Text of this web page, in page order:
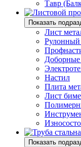
Тавр
Показать
Лист
Рулонный
Настил
Плита
Лист
Показать